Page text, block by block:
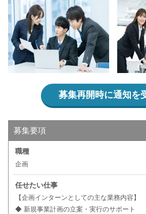
募集再開時に通知を
募集要項
職種
企画
任せたい仕事
【企画インターンとしての主な業務内容】
◆ 新規事業計画の立案・実行のサポート